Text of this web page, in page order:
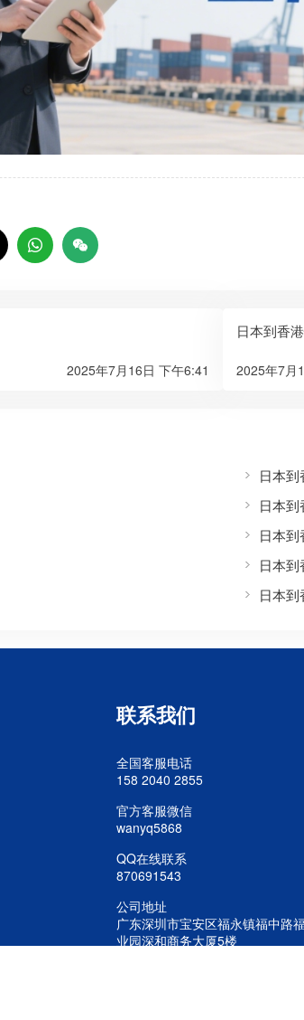
2025年7月16日 下午6:41
日本到香
2025年7月
日本
日本
日本
日本
日本
联系我们
全国客服电话
158 2040 2855
官方客服微信
wanyq5868
QQ在线联系
870691543
公司地址
广东深圳市宝安区福永镇福中路
业园深和商务大厦5楼